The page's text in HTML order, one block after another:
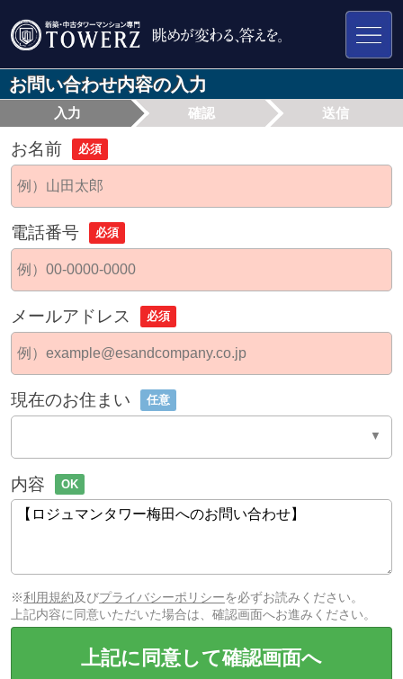
お問い合わせ内容の入力
入力 確認 送信
お名前 必須
電話番号 必須
メールアドレス 必須
現在のお住まい 任意
内容 OK
※利用規約及びプライバシーポリシーを必ずお読みください。
上記内容に同意いただいた場合は、確認画面へお進みください。
上記に同意して確認画面へ